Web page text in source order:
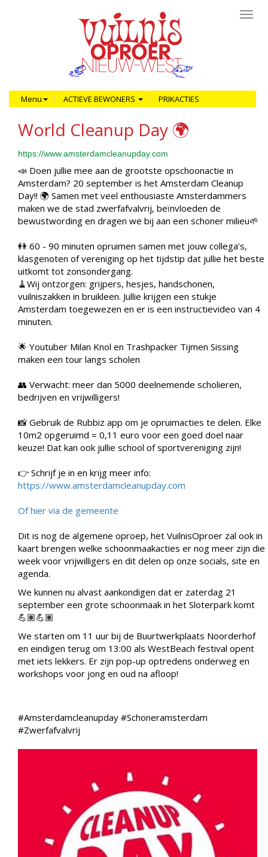
Menu ACTIEVE BEWONERS PRIKACTIES
World Cleanup Day 🌍
https://www.amsterdamcleanupday.com
📣 Doen jullie mee aan de grootste opschoonactie in
Amsterdam? 20 september is het Amsterdam Cleanup
Day!! 🌍 Samen met veel enthousiaste Amsterdammers
maken we de stad zwerfafvalvrij, beïnvloeden de
bewustwording en dragen we bij aan een schoner milieu🌱
👭 60 - 90 minuten opruimen samen met jouw collega’s,
klasgenoten of vereniging op het tijdstip dat jullie het beste
uitkomt tot zonsondergang.
🧹Wij ontzorgen: grijpers, hesjes, handschonen,
vuilniszakken in bruikleen. Jullie krijgen een stukje
Amsterdam toegewezen en er is een instructievideo van 4
minuten.
🌟 Youtuber Milan Knol en Trashpacker Tijmen Sissing
maken een tour langs scholen
👥 Verwacht: meer dan 5000 deelnemende scholieren,
bedrijven en vrijwilligers!
📸 Gebruik de Rubbiz app om je opruimacties te delen. Elke
10m2 opgeruimd = 0,11 euro voor een goed doel naar
keuze! Dat kan ook jullie school of sportvereniging zijn!
👉 Schrijf je in en krijg meer info:
https://www.amsterdamcleanupday.com
Of hier via de gemeente
Dit is nog de algemene oproep, het VuilnisOproer zal ook in
kaart brengen welke schoonmaakacties er nog meer zijn die
week voor vrijwilligers en dit delen op onze socials, site en
agenda.
We kunnen nu alvast aankondigen dat er zaterdag 21
september een grote schoonmaak in het Sloterpark komt
💪🏽💪🏽
We starten om 11 uur bij de Buurtwerkplaats Noorderhof
en eindigen terug om 13:00 als WestBeach festival opent
met iets lekkers. Er zijn pop-up optredens onderweg en
workshops voor jong en oud na afloop!
#Amsterdamcleanupday #Schoneramsterdam
#Zwerfafvalvrij